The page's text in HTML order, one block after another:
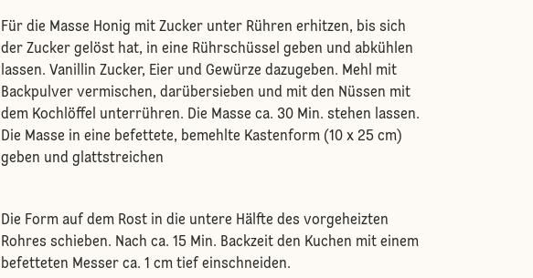
Für die Masse Honig mit Zucker unter Rühren erhitzen, bis sich
der Zucker gelöst hat, in eine Rührschüssel geben und abkühlen
lassen. Vanillin Zucker, Eier und Gewürze dazugeben. Mehl mit
Backpulver vermischen, darübersieben und mit den Nüssen mit
dem Kochlöffel unterrühren. Die Masse ca. 30 Min. stehen lassen.
Die Masse in eine befettete, bemehlte Kastenform (10 x 25 cm)
geben und glattstreichen
Die Form auf dem Rost in die untere Hälfte des vorgeheizten
Rohres schieben. Nach ca. 15 Min. Backzeit den Kuchen mit einem
befetteten Messer ca. 1 cm tief einschneiden.